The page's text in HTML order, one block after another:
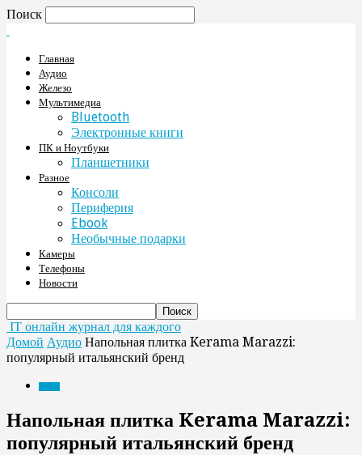
Поиск
Главная
Аудио
Железо
Мультимедиа
Bluetooth
Электронные книги
ПК и Ноутбуки
Планшетники
Разное
Консоли
Периферия
Ebook
Необычные подарки
Камеры
Телефоны
Новости
IT онлайн журнал для каждого
Домой Аудио Напольная плитка Kerama Marazzi:
популярный итальянский бренд
Напольная плитка Kerama Marazzi:
популярный итальянский бренд